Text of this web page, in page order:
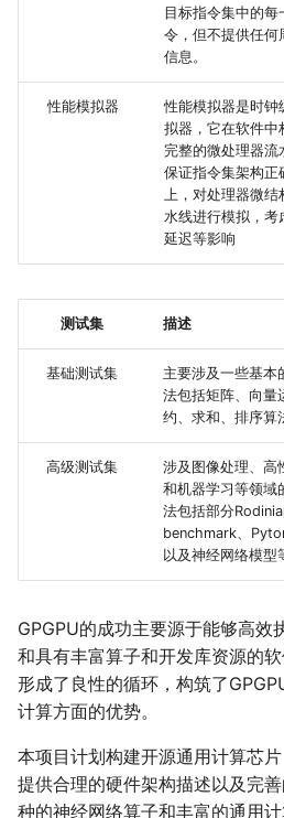
目标指令集中的每
令，但不提供任何
信息。
性能模拟器
性能模拟器是时钟
拟器，它在软件中
完整的微处理器流
保证指令集架构正
上，对处理器微结
水线进行模拟，考
延迟等影响
测试集 描述
基础测试集
主要涉及一些基本
法包括矩阵、向量
约、求和、排序算
高级测试集
涉及图像处理、高
和机器学习等领域
法包括部分
benchmark、
以及神经网络模型
GPGPU的成功主要源于能够高效
和具有丰富算子和开发库资源的
形成了良性的循环，构筑了
计算方面的优势。
本项目计划构建开源通用计算芯
提供合理的硬件架构描述以及完
种的神经网络算子和丰富的通用